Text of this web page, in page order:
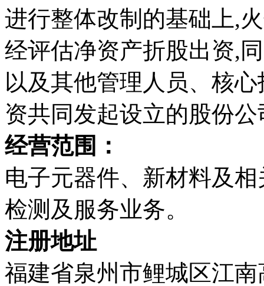
进行整体改制的基础上,
经评估净资产折股出资,
以及其他管理人员、核
资共同发起设立的股份公
经营范围：
电子元器件、新材料及
检测及服务业务。
注册地址
福建省泉州市鲤城区江